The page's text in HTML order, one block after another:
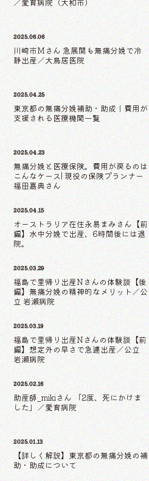
2025.06.06
川崎市Mさん 急展開も無痛分娩で冷
静出産／大鳥居医院
2025.04.25
東京都の無痛分娩補助・助成｜費用が
支援される医療機関一覧
2025.04.23
無痛分娩と医療保険。費用が戻るのは
こんなケース| 現役の保険プランナー
福田嘉典さん
2025.04.15
オーストラリア在住永易まみさん【前
編】水中分娩で出産、6時間後には退
院。
2025.03.29
福島で里帰り出産Nさんの体験談【後
編】無痛分娩の精神的なメリット／公
立 岩瀬病院
2025.03.19
福島で里帰り出産Nさんの体験談【前
編】想定外の早さで急遽出産／公立
岩瀬病院
2025.02.16
助産師_mikiさん 「2度、死にかけま
した」／愛育病院
2025.01.13
【詳しく解説】東京都の無痛分娩の補
助・助成について